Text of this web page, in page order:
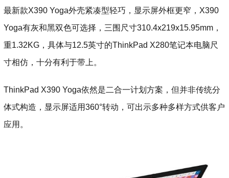
最新款X390 Yoga外壳紧凑型轻巧，显示屏外框更窄，X390
Yoga有灰和黑双色可选择，三围尺寸310.4x219x15.95mm，
重1.32KG，具体与12.5英寸的ThinkPad X280笔记本电脑尺
寸相仿，十分有利于带上。
ThinkPad X390 Yoga依然是二合一计划方案，但并非传统分
体式构造，显示屏适用360°转动，可出示多种多样方式供客户
应用。